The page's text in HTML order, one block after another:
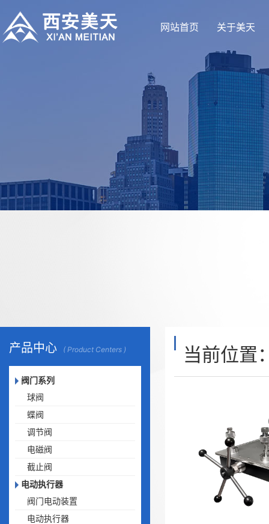
网站首页 关于美天
产品中心 ( Product Centers )
阀门系列
球阀
蝶阀
调节阀
电磁阀
截止阀
电动执行器
阀门电动装置
电动执行器
当前位置